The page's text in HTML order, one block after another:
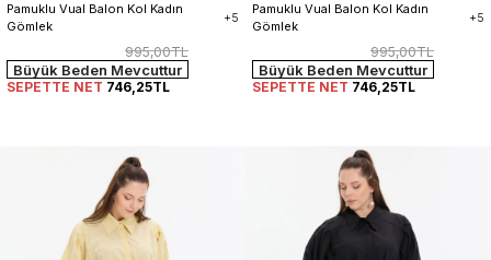
Pamuklu Vual Balon Kol Kadın
Gömlek
+5
995,00TL
Büyük Beden Mevcuttur
SEPETTE NET 746,25TL
Pamuklu Vual Balon Kol Kadın
Gömlek
+5
995,00TL
Büyük Beden Mevcuttur
SEPETTE NET 746,25TL